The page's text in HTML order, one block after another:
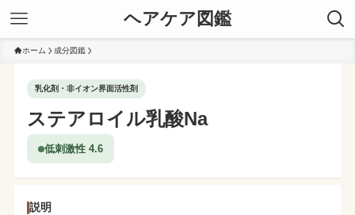
ヘアケア図鑑
ホーム 成分図鑑
乳化剤・非イオン界面活性剤
ステアロイル乳酸Na
低刺激性 4.6
説明